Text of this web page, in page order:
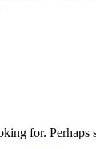
for. Perhaps